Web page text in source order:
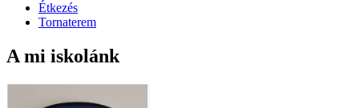
Étkezés
Tornaterem
A mi iskolánk